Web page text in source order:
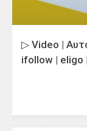
▷ Video |
ifollow | eligo